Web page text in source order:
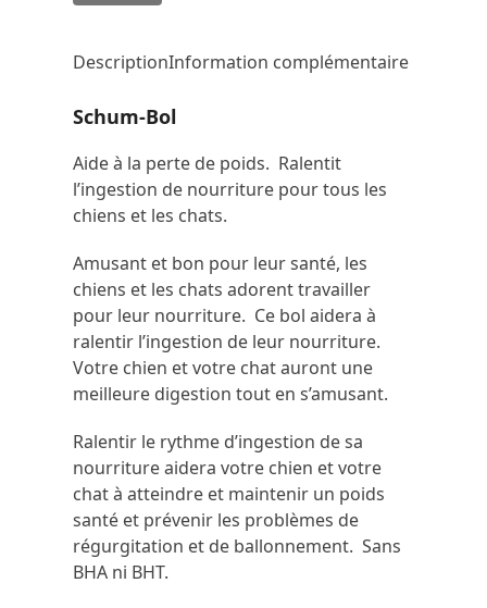
DescriptionInformation complémentaire
Schum-Bol
Aide à la perte de poids. Ralentit
l’ingestion de nourriture pour tous les
chiens et les chats.
Amusant et bon pour leur santé, les
chiens et les chats adorent travailler
pour leur nourriture. Ce bol aidera à
ralentir l’ingestion de leur nourriture.
Votre chien et votre chat auront une
meilleure digestion tout en s’amusant.
Ralentir le rythme d’ingestion de sa
nourriture aidera votre chien et votre
chat à atteindre et maintenir un poids
santé et prévenir les problèmes de
régurgitation et de ballonnement. Sans
BHA ni BHT.